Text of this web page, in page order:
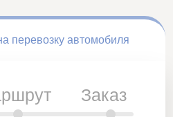
перевозку автомобиля
Заказ